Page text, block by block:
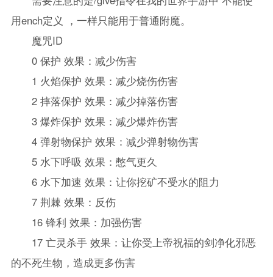
用ench定义 ，一样只能用于普通附魔。
魔咒ID
0 保护 效果：减少伤害
1 火焰保护 效果：减少烧伤伤害
2 摔落保护 效果：减少掉落伤害
3 爆炸保护 效果：减少爆炸伤害
4 弹射物保护 效果：减少弹射物伤害
5 水下呼吸 效果：憋气更久
6 水下加速 效果：让你挖矿不受水的阻力
7 荆棘 效果：反伤
16 锋利 效果：加强伤害
17 亡灵杀手 效果：让你受上帝祝福的剑净化邪恶
的不死生物，造成更多伤害